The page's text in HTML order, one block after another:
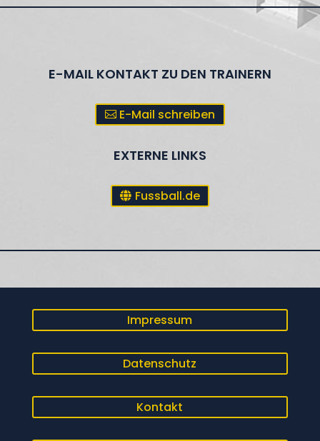
E-MAIL KONTAKT ZU DEN TRAINERN
E-Mail schreiben
EXTERNE LINKS
Fussball.de
Impressum
Datenschutz
Kontakt